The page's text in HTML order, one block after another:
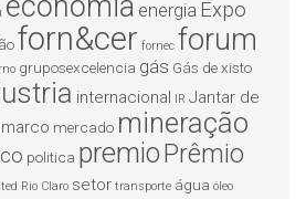
energia Expo
forn&cer fornec forum
gruposexcelencia gás Gás de xisto
internacional IR Jantar de
marco mercado mineração
politica premioPrêmio
Rio Claro setor transporte água óleo